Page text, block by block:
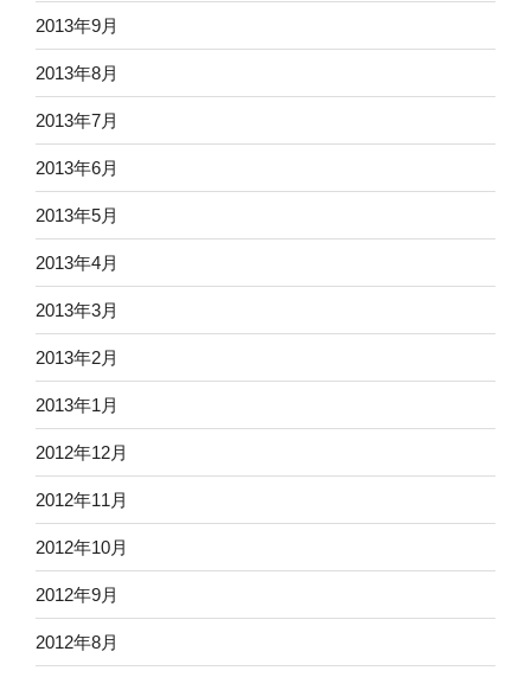
2013年9月
2013年8月
2013年7月
2013年6月
2013年5月
2013年4月
2013年3月
2013年2月
2013年1月
2012年12月
2012年11月
2012年10月
2012年9月
2012年8月